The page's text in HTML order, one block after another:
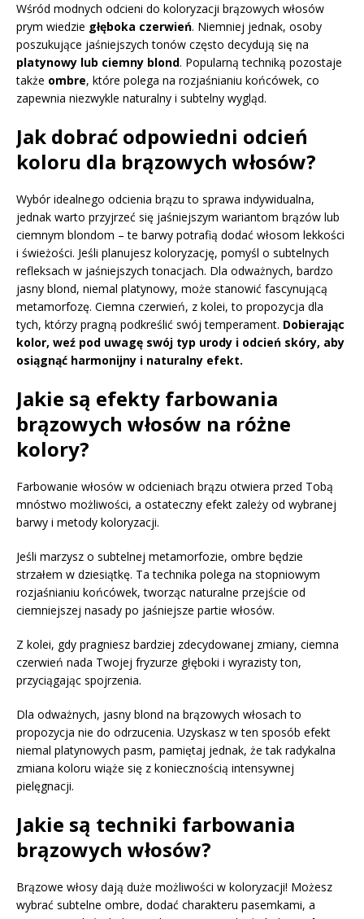
Wśród modnych odcieni do koloryzacji brązowych włosów
prym wiedzie głęboka czerwień. Niemniej jednak, osoby
poszukujące jaśniejszych tonów często decydują się na
platynowy lub ciemny blond. Popularną techniką pozostaje
także ombre, które polega na rozjaśnianiu końcówek, co
zapewnia niezwykle naturalny i subtelny wygląd.
Jak dobrać odpowiedni odcień
koloru dla brązowych włosów?
Wybór idealnego odcienia brązu to sprawa indywidualna,
jednak warto przyjrzeć się jaśniejszym wariantom brązów lub
ciemnym blondom – te barwy potrafią dodać włosom lekkości
i świeżości. Jeśli planujesz koloryzację, pomyśl o subtelnych
refleksach w jaśniejszych tonacjach. Dla odważnych, bardzo
jasny blond, niemal platynowy, może stanowić fascynującą
metamorfozę. Ciemna czerwień, z kolei, to propozycja dla
tych, którzy pragną podkreślić swój temperament. Dobierając
kolor, weź pod uwagę swój typ urody i odcień skóry, aby
osiągnąć harmonijny i naturalny efekt.
Jakie są efekty farbowania
brązowych włosów na różne
kolory?
Farbowanie włosów w odcieniach brązu otwiera przed Tobą
mnóstwo możliwości, a ostateczny efekt zależy od wybranej
barwy i metody koloryzacji.
Jeśli marzysz o subtelnej metamorfozie, ombre będzie
strzałem w dziesiątkę. Ta technika polega na stopniowym
rozjaśnianiu końcówek, tworząc naturalne przejście od
ciemniejszej nasady po jaśniejsze partie włosów.
Z kolei, gdy pragniesz bardziej zdecydowanej zmiany, ciemna
czerwień nada Twojej fryzurze głęboki i wyrazisty ton,
przyciągając spojrzenia.
Dla odważnych, jasny blond na brązowych włosach to
propozycja nie do odrzucenia. Uzyskasz w ten sposób efekt
niemal platynowych pasm, pamiętaj jednak, że tak radykalna
zmiana koloru wiąże się z koniecznością intensywnej
pielęgnacji.
Jakie są techniki farbowania
brązowych włosów?
Brązowe włosy dają duże możliwości w koloryzacji! Możesz
wybrać subtelne ombre, dodać charakteru pasemkami, a